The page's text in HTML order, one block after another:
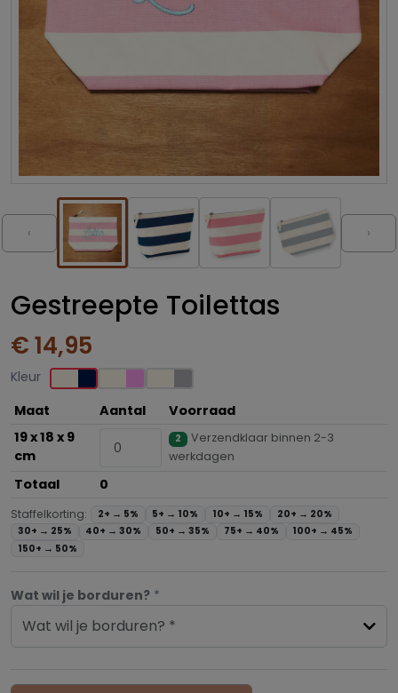
‹ ›
Gestreepte Toilettas
€ 14,95
Kleur
Maat
Aantal
Voorraad
19 x 18 x 9
cm
2
Verzendklaar binnen 2-3
werkdagen
Totaal 0
Staffelkorting: 2+ → 5% 5+ → 10% 10+ → 15% 20+ → 20%
30+ → 25% 40+ →30% 50+ →35% 75+ → 40% 100+ → 45%
150+ → 50%
Wat wil je borduren? *
Wat wil je borduren? *